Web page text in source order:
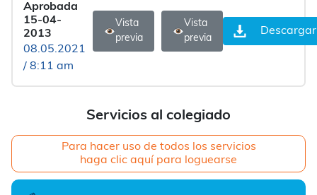
Servicios al colegiado
Para hacer uso de todos los servicios
haga clic aquí para loguearse
Aprobada
15-04-
2013
08.05.2021
/ 8:11 am
Vista
previa
Vista
previa
Descargar